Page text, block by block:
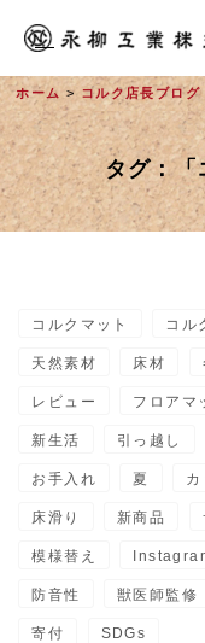
ホーム > コルク店長ブログ
タグ：
コルクマット コル
天然素材 床材
レビュー フロアマ
新生活 引っ越し
お手入れ 夏 カ
床滑り 新商品
模様替え
防音性 獣医師監修
寄付 SDGs